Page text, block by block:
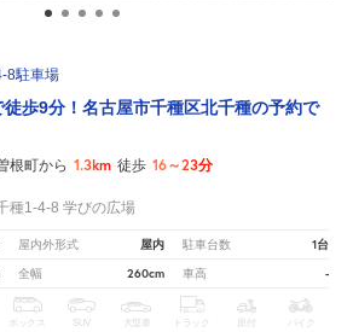
8駐車場
歩9分！名古屋市千種区北千種の予約で
根町から 1.3km 徒歩 16～23分
種1-4-8 学びの広場
屋内外形式 屋内 駐車台数 1台
全幅 260cm 車高 -
ボックス SUV 大型車 トラック 原付 バイク